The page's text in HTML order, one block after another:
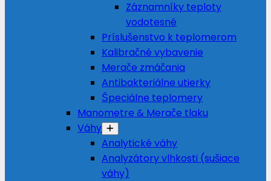
Záznamníky teploty
vodotesné
Príslušenstvo k teplomerom
Kalibračné vybavenie
Merače zmáčania
Antibakteriálne utierky
Špeciálne teplomery
Manometre & Merače tlaku
Váhy
Analytické váhy
Analyzátory vlhkosti (sušiace
váhy)